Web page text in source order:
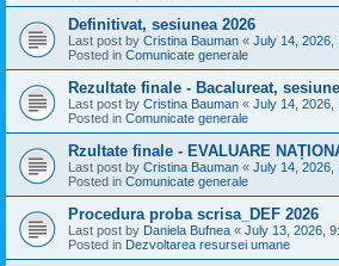
Definitivat, sesiunea 2026
Last post by Cristina Bauman « July 14, 2026,
Posted in Comunicate generale
Rezultate finale - Bacalureat,
Last post by Cristina Bauman « July 14, 2026,
Posted in Comunicate generale
Rzultate finale - EVALUARE
Last post by Cristina Bauman « July 14, 2026,
Posted in Comunicate generale
Procedura proba scrisa_DEF 2026
Last post by Daniela Bufnea « July 13, 2026,
Posted in Dezvoltarea resursei umane